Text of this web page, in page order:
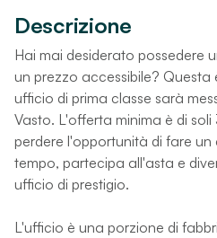
Descrizione
Hai mai desiderato possedere
un prezzo accessibile?
ufficio di prima classe sarà
Vasto. L'offerta minima è di
perdere l'opportunità di fare
tempo, partecipa all'asta e
ufficio di prestigio.
L'ufficio è una porzione di